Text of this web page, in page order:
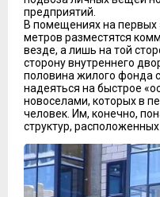
предприятий.
В помещениях на первых
метров разместятся
везде, а лишь на той
сторону внутреннего
половина жилого фонда
надеяться на быстрое
новоселами, которых в
человек. Им, конечно,
структур,